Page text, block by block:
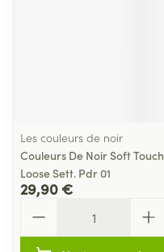
Les couleurs de noir
Couleurs De Noir Soft Touch
Loose Sett. Pdr 01
29,90 €